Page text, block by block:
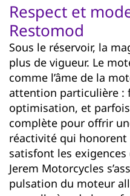
Respect et
Restomod
Sous le réservoir, la
plus de vigueur. Le
comme l’âme de la
attention particulière :
optimisation, et
complète pour offrir
réactivité qui
satisfont les
Jerem Motorcycles
pulsation du moteur